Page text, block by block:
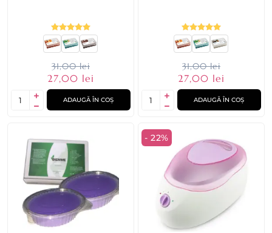
31,00 lei
27,00 lei
ADAUGĂ ÎN COȘ
31,00 lei
27,00 lei
ADAUGĂ ÎN COȘ
- 22%